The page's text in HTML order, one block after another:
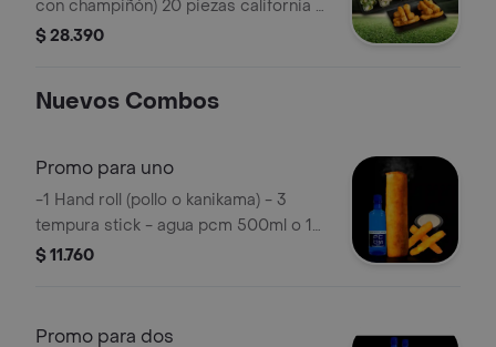
con champiñón) 20 piezas california (1
con kanikama y 1 con palmito). 20
apanado
$ 28.390
Nuevos Combos
Promo para uno
-1 Hand roll (pollo o kanikama) - 3
tempura stick - agua pcm 500ml o 1
bebida en lata - 1 salsa acevichada
$ 11.760
Promo para dos